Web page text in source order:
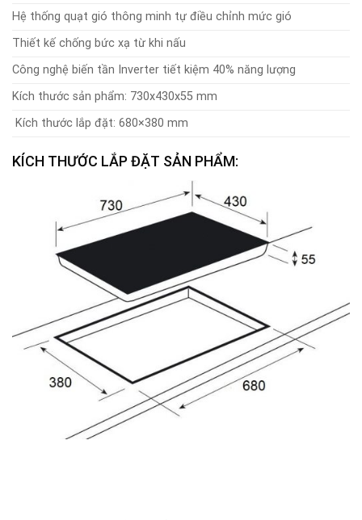
Hệ thống quạt gió thông minh tự điều chỉnh mức gió
Thiết kế chống bức xạ từ khi nấu
Công nghệ biến tần Inverter tiết kiệm 40% năng lượng
Kích thước sản phẩm: 730x430x55 mm
Kích thước lắp đặt: 680×380 mm
KÍCH THƯỚC LẮP ĐẶT SẢN PHẨM: